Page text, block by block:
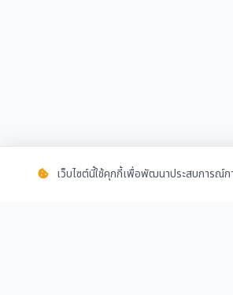
เว็บไซต์นี้ใช้คุกกี้เพื่อพัฒนาประสบการณ์ก